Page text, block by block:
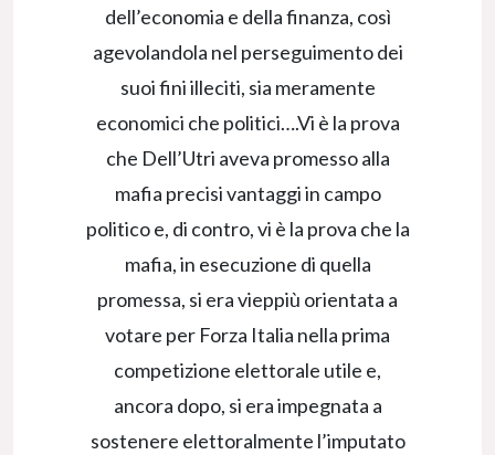
dell’economia e della finanza, così
agevolandola nel perseguimento dei
suoi fini illeciti, sia meramente
economici che politici….Vi è la prova
che Dell’Utri aveva promesso alla
mafia precisi vantaggi in campo
politico e, di contro, vi è la prova che la
mafia, in esecuzione di quella
promessa, si era vieppiù orientata a
votare per Forza Italia nella prima
competizione elettorale utile e,
ancora dopo, si era impegnata a
sostenere elettoralmente l’imputato